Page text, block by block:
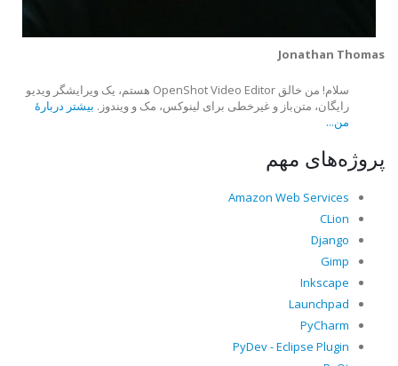
Jonathan Thomas
سلام! من خالق OpenShot Video Editor هستم، یک ویرایشگر ویدیو
رایگان، متن‌باز و غیرخطی برای لینوکس، مک و ویندوز. بیشتر دربارهٔ
من...
پروژه‌های مهم
Amazon Web Services
CLion
Django
Gimp
Inkscape
Launchpad
PyCharm
PyDev - Eclipse Plugin